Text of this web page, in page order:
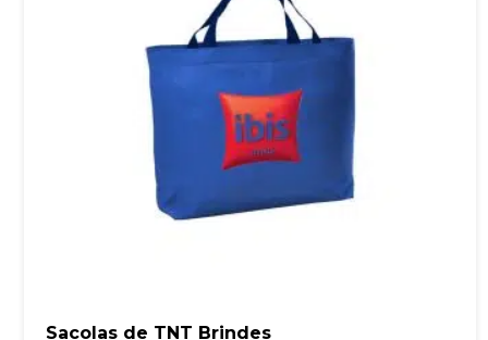
Sacolas de TNT Brindes